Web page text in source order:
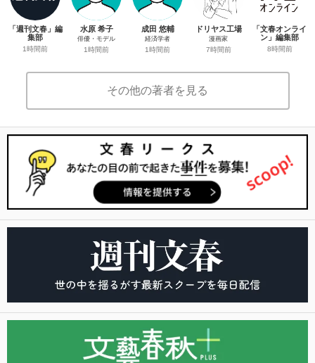
「週刊文春」編
集部
1時間前
水原 希子
俳優・モデル
1時間前
成田 悠輔
経済学者
1時間前
ドリヤス工場
漫画家
7時間前
「文春オンライ
ン」編集部
8時間前
その他の著者を見る